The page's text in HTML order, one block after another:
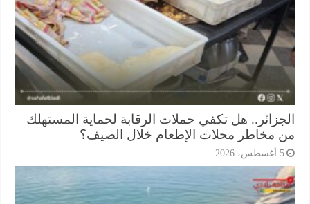
هل تكفي حملات الرقابة لحماية المستهلك
مخاطر محلات الإطعام خلال الصيف؟